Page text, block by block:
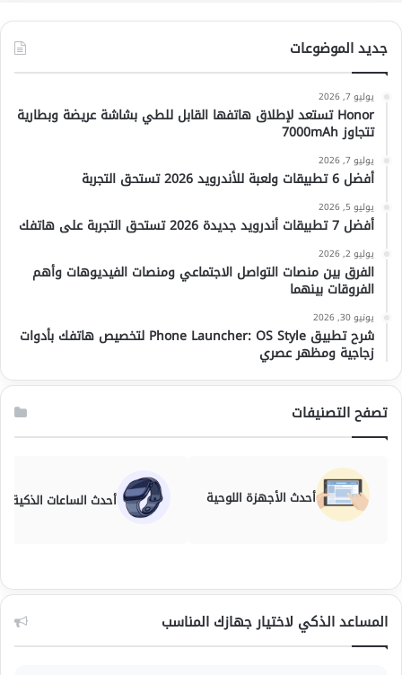
جديد الموضوعات
يوليو 7, 2026
Honor تستعد لإطلاق هاتفها القابل للطي بشاشة عريضة وبطارية
تتجاوز 7000mAh
يوليو 7, 2026
أفضل 6 تطبيقات ولعبة للأندرويد 2026 تستحق التجربة
يوليو 5, 2026
أفضل 7 تطبيقات أندرويد جديدة 2026 تستحق التجربة على هاتفك
يوليو 2, 2026
الفرق بين منصات التواصل الاجتماعي ومنصات الفيديوهات وأهم
الفروقات بينهما
يونيو 30, 2026
شرح تطبيق Phone Launcher: OS Style لتخصيص هاتفك بأدوات
زجاجية ومظهر عصري
تصفح التصنيفات
أحدث الأجهزة اللوحية أحدث الساعات الذكية
المساعد الذكي لاختيار جهازك المناسب